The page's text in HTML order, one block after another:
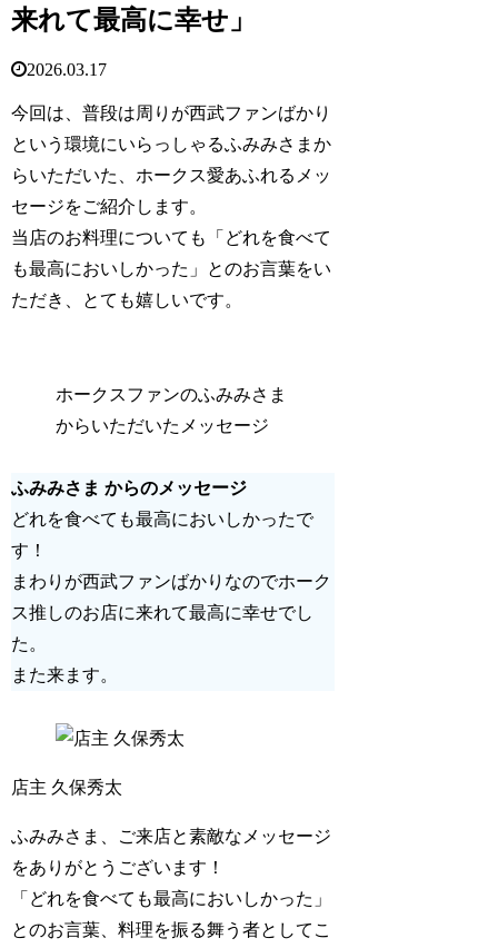
来れて最高に幸せ」
2026.03.17
今回は、普段は周りが西武ファンばかり
という環境にいらっしゃるふみみさまか
らいただいた、ホークス愛あふれるメッ
セージをご紹介します。
当店のお料理についても「どれを食べて
も最高においしかった」とのお言葉をい
ただき、とても嬉しいです。
ホークスファンのふみみさま
からいただいたメッセージ
ふみみさま からのメッセージ
どれを食べても最高においしかったで
す！
まわりが西武ファンばかりなのでホーク
ス推しのお店に来れて最高に幸せでし
た。
また来ます。
店主 久保秀太
ふみみさま、ご来店と素敵なメッセージ
をありがとうございます！
「どれを食べても最高においしかった」
とのお言葉、料理を振る舞う者としてこ